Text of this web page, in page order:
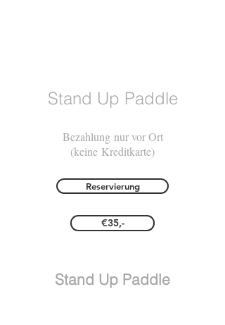
Stand Up Paddle
Bezahlung nur vor Ort
(keine Kreditkarte)
Reservierung
€35,-
Stand Up Paddle